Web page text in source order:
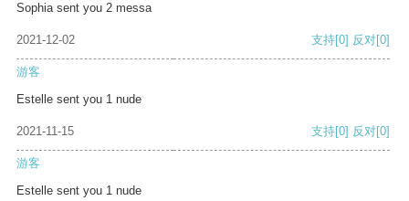
Sophia sent you 2 messa
2021-12-02 支持[0] 反对[0]
游客
Estelle sent you 1 nude
2021-11-15 支持[0] 反对[0]
游客
Estelle sent you 1 nude